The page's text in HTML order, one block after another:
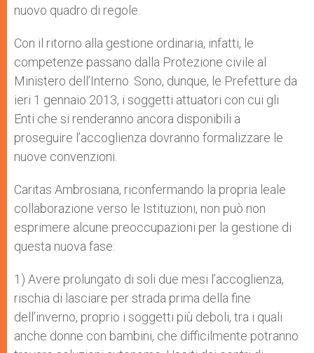
nuovo quadro di regole.
Con il ritorno alla gestione ordinaria, infatti, le
competenze passano dalla Protezione civile al
Ministero dell’Interno. Sono, dunque, le Prefetture da
ieri 1 gennaio 2013, i soggetti attuatori con cui gli
Enti che si renderanno ancora disponibili a
proseguire l’accoglienza dovranno formalizzare le
nuove convenzioni.
Caritas Ambrosiana, riconfermando la propria leale
collaborazione verso le Istituzioni, non può non
esprimere alcune preoccupazioni per la gestione di
questa nuova fase:
1) Avere prolungato di soli due mesi l’accoglienza,
rischia di lasciare per strada prima della fine
dell’inverno, proprio i soggetti più deboli, tra i quali
anche donne con bambini, che difficilmente potranno